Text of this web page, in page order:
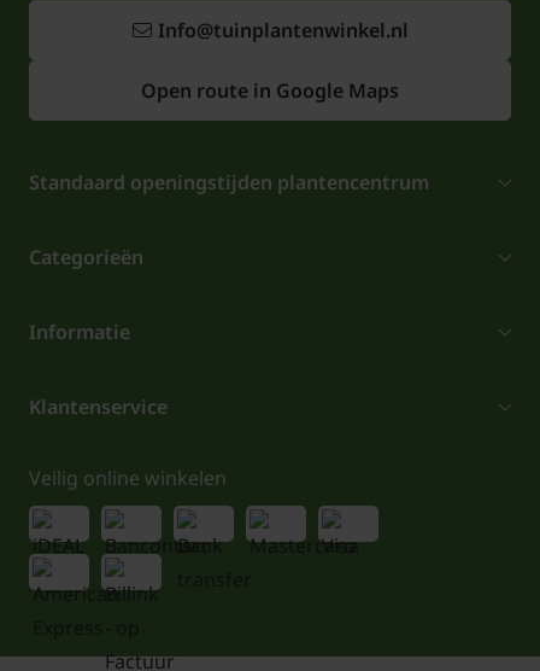
Info@tuinplantenwinkel.nl
Open route in Google Maps
Standaard openingstijden plantencentrum
Categorieën
Informatie
Klantenservice
Veilig online winkelen